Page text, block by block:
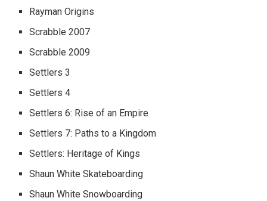
Rayman Origins
Scrabble 2007
Scrabble 2009
Settlers 3
Settlers 4
Settlers 6: Rise of an Empire
Settlers 7: Paths to a Kingdom
Settlers: Heritage of Kings
Shaun White Skateboarding
Shaun White Snowboarding